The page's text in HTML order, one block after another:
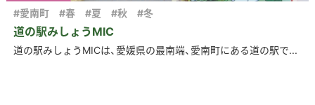
道の駅みしょうMIC
#愛南町 #春 #夏 #秋 #冬
道の駅みしょうMICは、愛媛県の最南端、愛南町にある道の駅で...